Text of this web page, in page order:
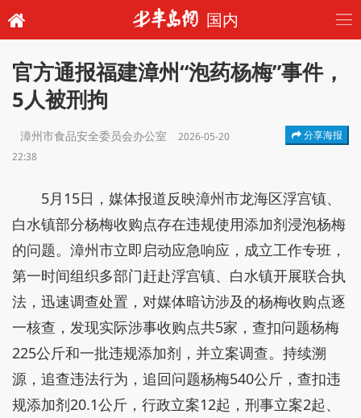
国内
官方通报福建漳州“泡药杨梅”事件，
5人被刑拘
漳州市食品安全委员会办公室
2026-05-20
22:38
分享海报
5月15日，媒体报道反映漳州市龙海区浮宫镇、
白水镇部分杨梅收购点存在违规使用添加剂浸泡杨梅
的问题。漳州市立即启动应急响应，成立工作专班，
第一时间组织多部门赶赴浮宫镇、白水镇开展联合执
法，迅速调查处置，对媒体暗访涉及的杨梅收购点逐
一核查，发现实际涉事收购点共5家，查扣问题杨梅
225公斤和一批违规添加剂，并立案调查。持续溯
源，追查违法行为，追回问题杨梅540公斤，查扣违
规添加剂20.1公斤，行政立案12起，刑事立案2起、